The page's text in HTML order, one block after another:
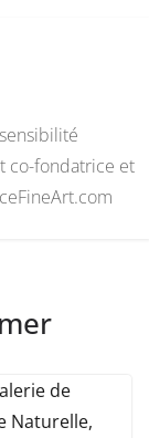
co-fondatrice et